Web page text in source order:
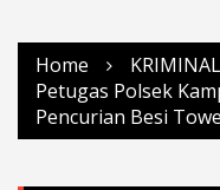
Home
Petugas Polsek
Pencurian Besi